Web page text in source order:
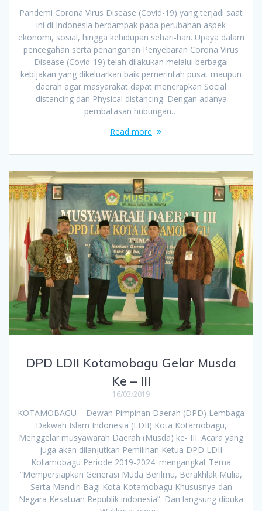
Pandemi Corona Virus Disease (Covid-19) yang terjadi saat
ini di Indonesia berdampak pada perubahan aspek
ekonomi, sosial, hingga kehidupan sehari-hari. Upaya dalam
pencegahan serta penanganan Penyebaran Corona Virus
Disease (Covid-19) telah dilakukan melalui berbagai
kebijakan yang dikeluarkan baik pemerintah pusat maupun
daerah agar masyarakat dapat menerapkan Social
distancing dan Physical distancing. Dengan adanya
pembatasan hubungan…
Read more
DPD LDII Kotamobagu Gelar Musda
Ke – III
16/03/2019
KOTAMOBAGU – Dewan Pimpinan Daerah (DPD) Lembaga
Dakwah Islam Indonesia (LDII) Kota Kotamobagu,
Menggelar musyawarah Daerah (Musda) ke- III. Acara yang
juga akan dilanjutkan Pemilihan Ketua DPD LDII
Kotamobagu Periode 2019-2024. mengangkat Tema
“Mempersiapkan Generasi Muda Berilmu, Berakhlak Mulia,
Serta Mandiri Bagi Kota Kotamobagu Khususnya dan
Negara Kesatuan Republik indonesia”. Dan langsung dibuka